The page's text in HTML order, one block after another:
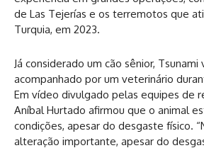
de Las Tejerías e os terremotos que
Turquia, em 2023.
Já considerado um cão sênior, Tsunami
acompanhado por um veterinário
Em vídeo divulgado pelas equipes de
Aníbal Hurtado afirmou que o animal
condições, apesar do desgaste físico.
alteração importante, apesar do